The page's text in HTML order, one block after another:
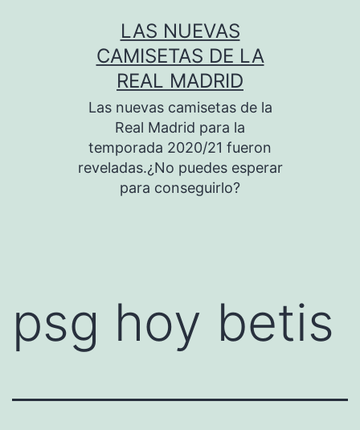
LAS NUEVAS
CAMISETAS DE LA
REAL MADRID
Las nuevas camisetas de la
Real Madrid para la
temporada 2020/21 fueron
reveladas.¿No puedes esperar
para conseguirlo?
psg hoy betis